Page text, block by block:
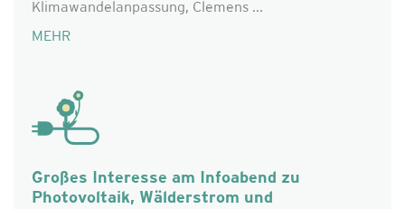
Klimawandelanpassung, Clemens ...
MEHR
Großes Interesse am Infoabend zu
Photovoltaik, Wälderstrom und